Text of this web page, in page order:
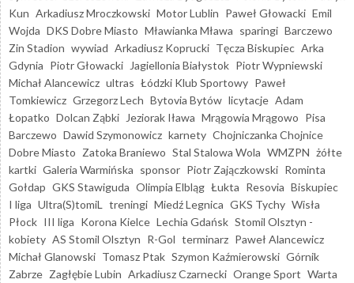
Kun Arkadiusz Mroczkowski Motor Lublin Paweł Głowacki Emil
Wojda DKS Dobre Miasto Mławianka Mława sparingi Barczewo
Zin Stadion wywiad Arkadiusz Koprucki Tęcza Biskupiec Arka
Gdynia Piotr Głowacki Jagiellonia Białystok Piotr Wypniewski
Michał Alancewicz ultras Łódzki Klub Sportowy Paweł
Tomkiewicz Grzegorz Lech Bytovia Bytów licytacje Adam
Łopatko Dolcan Ząbki Jeziorak Iława Mrągowia Mrągowo Pisa
Barczewo Dawid Szymonowicz karnety Chojniczanka Chojnice
Dobre Miasto Zatoka Braniewo Stal Stalowa Wola WMZPN żółte
kartki Galeria Warmińska sponsor Piotr Zajączkowski Rominta
Gołdap GKS Stawiguda Olimpia Elbląg Łukta Resovia Biskupiec
I liga Ultra(S)tomiL treningi Miedź Legnica GKS Tychy Wisła
Płock III liga Korona Kielce Lechia Gdańsk Stomil Olsztyn -
kobiety AS Stomil Olsztyn R-Gol terminarz Paweł Alancewicz
Michał Glanowski Tomasz Ptak Szymon Kaźmierowski Górnik
Zabrze Zagłębie Lubin Arkadiusz Czarnecki Orange Sport Warta